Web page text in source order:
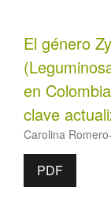
El género
en
clave
Carolina
PDF